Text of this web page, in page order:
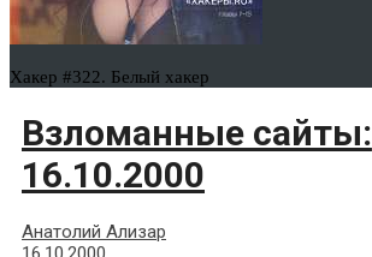
Хакер #322. Белый хакер
Взломанные сайты:
16.10.2000
Анатолий Ализар